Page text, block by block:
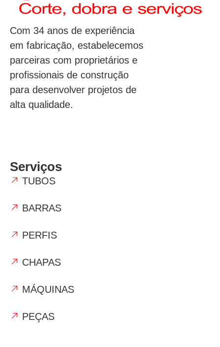
Com 34 anos de experiência
em fabricação, estabelecemos
parceiras com proprietários e
profissionais de construção
para desenvolver projetos de
alta qualidade.
Serviços
TUBOS
BARRAS
PERFIS
CHAPAS
MÁQUINAS
PEÇAS